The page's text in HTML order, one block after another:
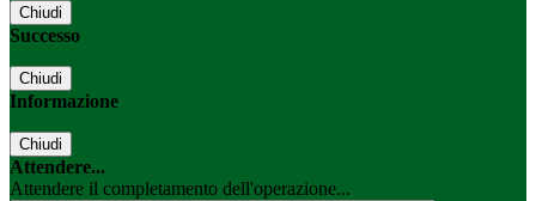
Chiudi
Successo
Chiudi
Informazione
Chiudi
Attendere...
Attendere il completamento dell'operazione...